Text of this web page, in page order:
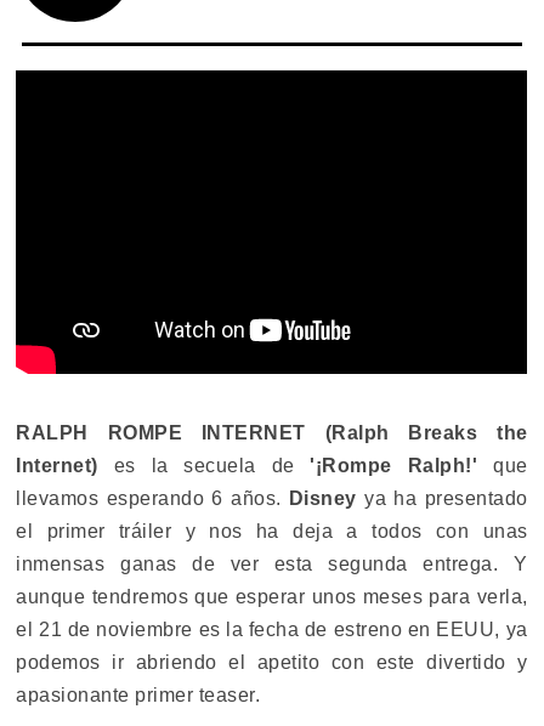
RALPH ROMPE INTERNET (Ralph Breaks the
Internet) es la secuela de '¡Rompe Ralph!' que
llevamos esperando 6 años.
Disneyya ha presentado
el primer tráiler y nos ha deja a todos con unas
inmensas ganas de ver esta segunda entrega. Y
aunque tendremos que esperar unos meses para verla,
el 21 de noviembre es la fecha de estreno en EEUU, ya
podemos ir abriendo el apetito con este divertido y
apasionante primer teaser.